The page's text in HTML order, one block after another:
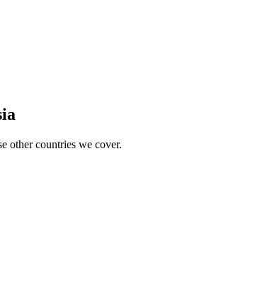
other countries we cover.